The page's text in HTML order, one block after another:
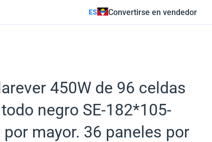
ES Convertirse en vendedor
450W de 96 celdas
negro SE-182*105-
mayor. 36 paneles por